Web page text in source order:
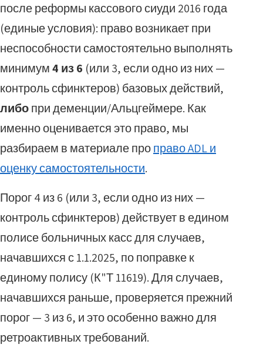
после реформы кассового сиуди 2016 года
(единые условия): право возникает при
неспособности самостоятельно выполнять
минимум4 из 6 (или 3, если одно из них —
контроль сфинктеров) базовых действий,
либопри деменции/Альцгеймере. Как
именно оценивается это право, мы
разбираем в материале проправо ADL и
оценку самостоятельности.
Порог 4 из 6 (или 3, если одно из них —
контроль сфинктеров) действует в едином
полисе больничных касс для случаев,
начавшихся с 1.1.2025, по поправке к
единому полису (К"Т 11619). Для случаев,
начавшихся раньше, проверяется прежний
порог — 3 из 6, и это особенно важно для
ретроактивных требований.